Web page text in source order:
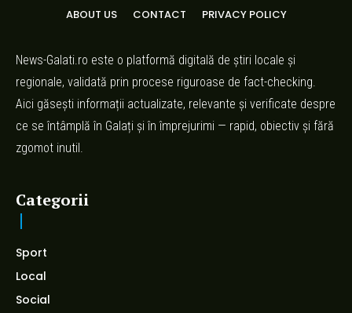
ABOUT US CONTACT PRIVACY POLICY
News-Galati.ro este o platformă digitală de știri locale și
regionale, validată prin procese riguroase de fact-checking.
Aici găsești informații actualizate, relevante și verificate despre
ce se întâmplă în Galați și în împrejurimi — rapid, obiectiv și fără
zgomot inutil.
Categorii
Sport
Local
Social